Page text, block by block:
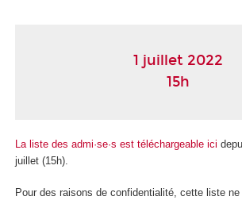
1 juillet 2022
15h
La liste des admi·se·s est téléchargeable ici
juillet (15h).
Pour des raisons de confidentialité, cette liste